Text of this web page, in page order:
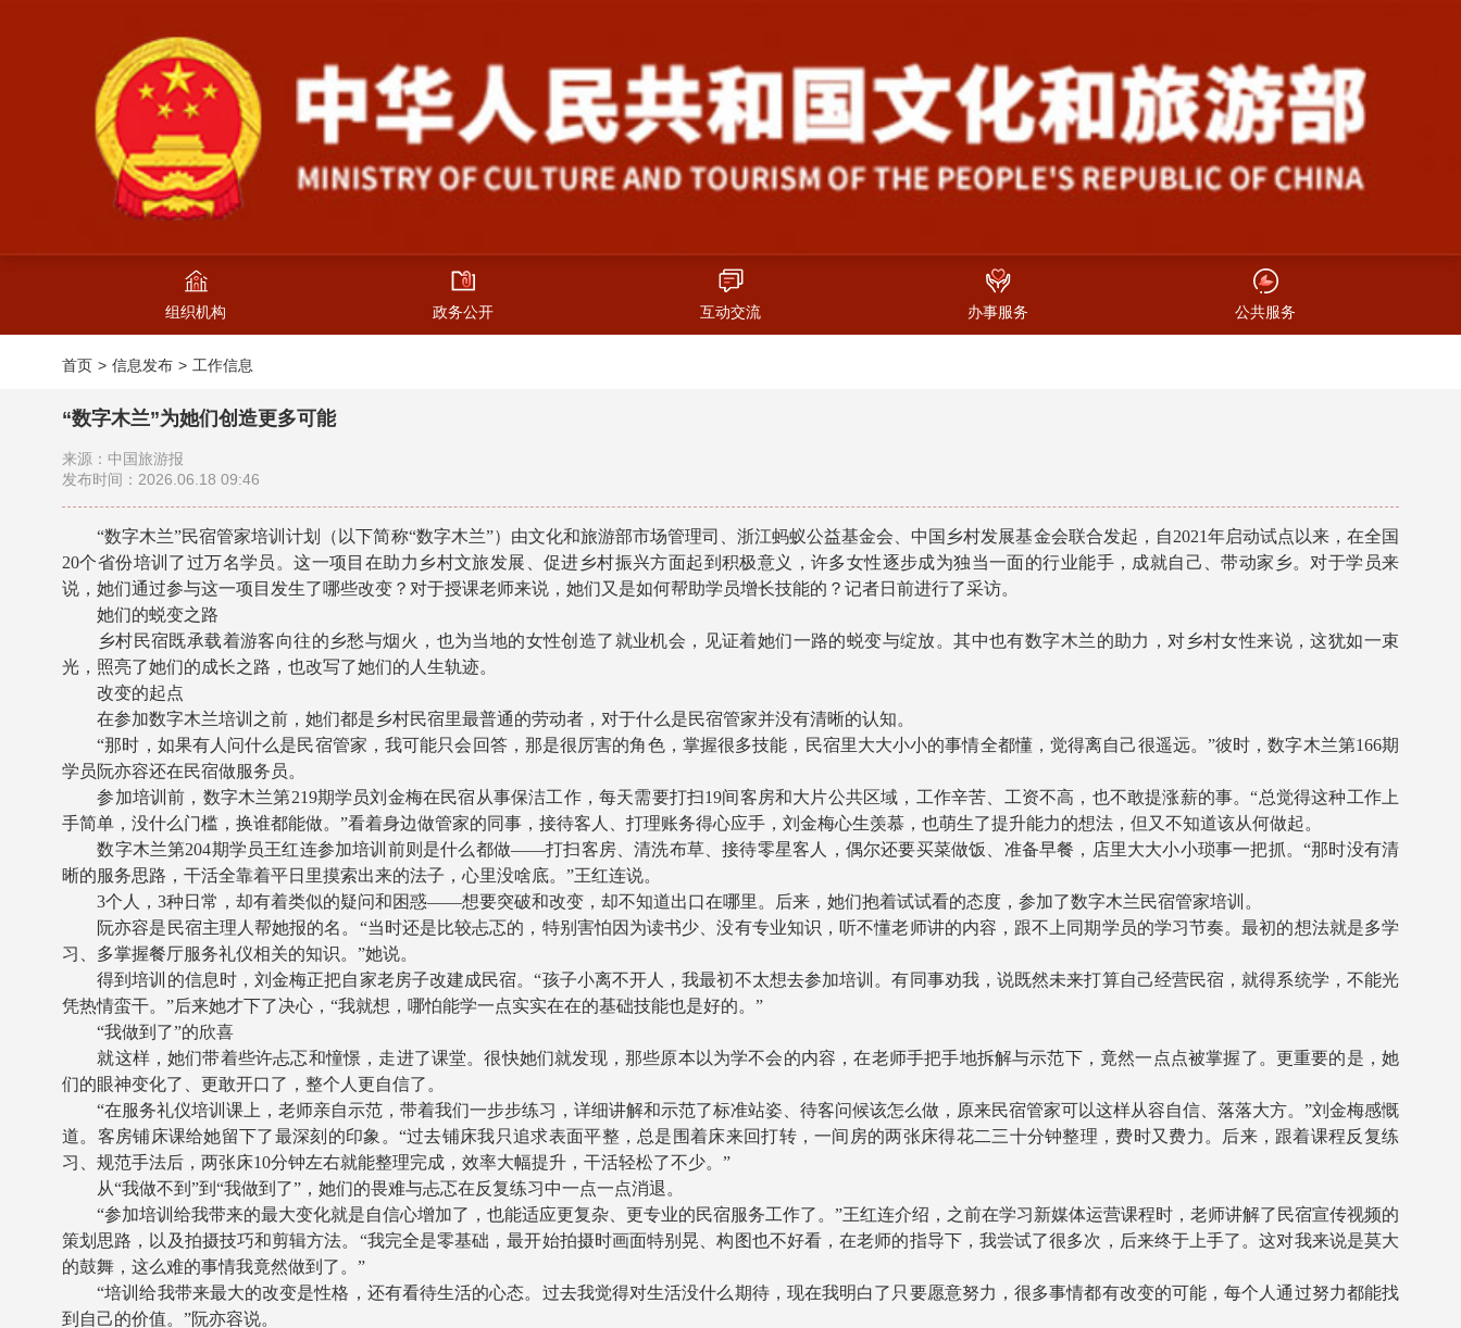
组织机构 政务公开 互动交流 办事服务 公共服务
首页 信息发布 工作信息
“数字木兰”为她们创造更多可能
来源：中国旅游报
发布时间：2026.06.18 09:46
“数字木兰”民宿管家培训计划（以下简称“数字木兰”）由文化和旅游部市场管理司、浙江蚂蚁公益基金会、中国乡村发展基金会联合发起，自2021年启动试点以来，在全国
20个省份培训了过万名学员。这一项目在助力乡村文旅发展、促进乡村振兴方面起到积极意义，许多女性逐步成为独当一面的行业能手，成就自己、带动家乡。对于学员来
说，她们通过参与这一项目发生了哪些改变？对于授课老师来说，她们又是如何帮助学员增长技能的？记者日前进行了采访。
她们的蜕变之路
乡村民宿既承载着游客向往的乡愁与烟火，也为当地的女性创造了就业机会，见证着她们一路的蜕变与绽放。其中也有数字木兰的助力，对乡村女性来说，这犹如一束
光，照亮了她们的成长之路，也改写了她们的人生轨迹。
改变的起点
在参加数字木兰培训之前，她们都是乡村民宿里最普通的劳动者，对于什么是民宿管家并没有清晰的认知。
“那时，如果有人问什么是民宿管家，我可能只会回答，那是很厉害的角色，掌握很多技能，民宿里大大小小的事情全都懂，觉得离自己很遥远。”彼时，数字木兰第166期
学员阮亦容还在民宿做服务员。
参加培训前，数字木兰第219期学员刘金梅在民宿从事保洁工作，每天需要打扫19间客房和大片公共区域，工作辛苦、工资不高，也不敢提涨薪的事。“总觉得这种工作上
手简单，没什么门槛，换谁都能做。”看着身边做管家的同事，接待客人、打理账务得心应手，刘金梅心生羡慕，也萌生了提升能力的想法，但又不知道该从何做起。
数字木兰第204期学员王红连参加培训前则是什么都做——打扫客房、清洗布草、接待零星客人，偶尔还要买菜做饭、准备早餐，店里大大小小琐事一把抓。“那时没有清
晰的服务思路，干活全靠着平日里摸索出来的法子，心里没啥底。”王红连说。
3个人，3种日常，却有着类似的疑问和困惑——想要突破和改变，却不知道出口在哪里。后来，她们抱着试试看的态度，参加了数字木兰民宿管家培训。
阮亦容是民宿主理人帮她报的名。“当时还是比较忐忑的，特别害怕因为读书少、没有专业知识，听不懂老师讲的内容，跟不上同期学员的学习节奏。最初的想法就是多学
习、多掌握餐厅服务礼仪相关的知识。”她说。
得到培训的信息时，刘金梅正把自家老房子改建成民宿。“孩子小离不开人，我最初不太想去参加培训。有同事劝我，说既然未来打算自己经营民宿，就得系统学，不能光
凭热情蛮干。”后来她才下了决心，“我就想，哪怕能学一点实实在在的基础技能也是好的。”
“我做到了”的欣喜
就这样，她们带着些许忐忑和憧憬，走进了课堂。很快她们就发现，那些原本以为学不会的内容，在老师手把手地拆解与示范下，竟然一点点被掌握了。更重要的是，她
们的眼神变化了、更敢开口了，整个人更自信了。
“在服务礼仪培训课上，老师亲自示范，带着我们一步步练习，详细讲解和示范了标准站姿、待客问候该怎么做，原来民宿管家可以这样从容自信、落落大方。”刘金梅感慨
道。客房铺床课给她留下了最深刻的印象。“过去铺床我只追求表面平整，总是围着床来回打转，一间房的两张床得花二三十分钟整理，费时又费力。后来，跟着课程反复练
习、规范手法后，两张床10分钟左右就能整理完成，效率大幅提升，干活轻松了不少。”
从“我做不到”到“我做到了”，她们的畏难与忐忑在反复练习中一点一点消退。
“参加培训给我带来的最大变化就是自信心增加了，也能适应更复杂、更专业的民宿服务工作了。”王红连介绍，之前在学习新媒体运营课程时，老师讲解了民宿宣传视频的
策划思路，以及拍摄技巧和剪辑方法。“我完全是零基础，最开始拍摄时画面特别晃、构图也不好看，在老师的指导下，我尝试了很多次，后来终于上手了。这对我来说是莫大
的鼓舞，这么难的事情我竟然做到了。”
“培训给我带来最大的改变是性格，还有看待生活的心态。过去我觉得对生活没什么期待，现在我明白了只要愿意努力，很多事情都有改变的可能，每个人通过努力都能找
到自己的价值。”阮亦容说。